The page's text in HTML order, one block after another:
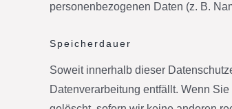
personenbezogenen Daten (z. B.
Speicherdauer
Soweit innerhalb dieser
Datenverarbeitung entfällt. Wenn